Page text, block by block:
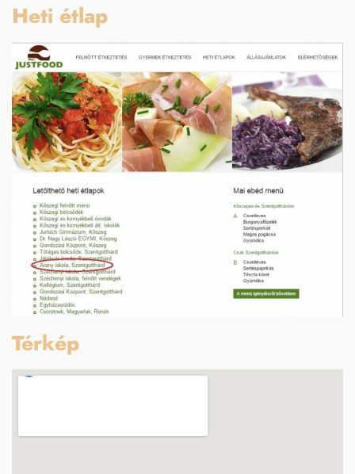
Heti étlap
Térkép